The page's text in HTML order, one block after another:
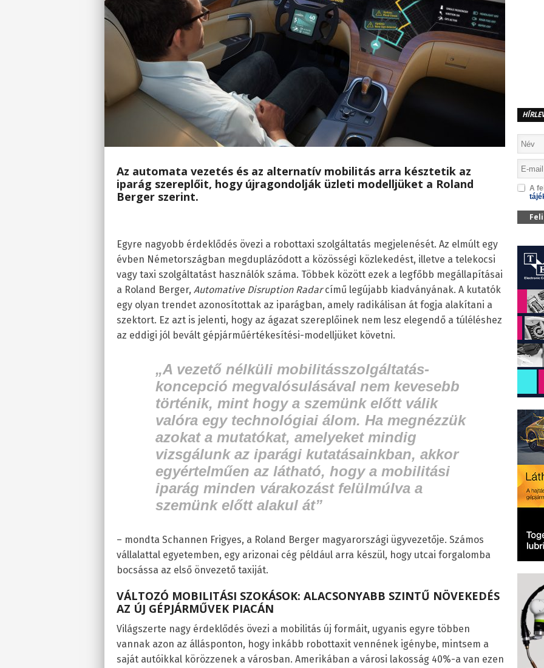
Az automata vezetés és az alternatív mobilitás arra késztetik az
iparág szereplőit, hogy újragondolják üzleti modelljüket a Roland
Berger szerint.
Egyre nagyobb érdeklődés övezi a robottaxi szolgáltatás megjelenését. Az elmúlt egy
évben Németországban megduplázódott a közösségi közlekedést, illetve a telekocsi
vagy taxi szolgáltatást használók száma. Többek között ezek a legfőbb megállapításai
a Roland Berger, Automative Disruption Radarcímű legújabb kiadványának. A kutatók
egy olyan trendet azonosítottak az iparágban, amely radikálisan át fogja alakítani a
szektort. Ez azt is jelenti, hogy az ágazat szereplőinek nem lesz elegendő a túléléshez
az eddigi jól bevált gépjárműértékesítési-modelljüket követni.
„A vezető nélküli mobilitásszolgáltatás-
koncepció megvalósulásával nem kevesebb
történik, mint hogy a szemünk előtt válik
valóra egy technológiai álom. Ha megnézzük
azokat a mutatókat, amelyeket mindig
vizsgálunk az iparági kutatásainkban, akkor
egyértelműen az látható, hogy a mobilitási
iparág minden várakozást felülmúlva a
szemünk előtt alakul át”
– mondta Schannen Frigyes, a Roland Berger magyarországi ügyvezetője. Számos
vállalattal egyetemben, egy arizonai cég például arra készül, hogy utcai forgalomba
bocsássa az első önvezető taxiját.
VÁLTOZÓ MOBILITÁSI SZOKÁSOK: ALACSONYABB SZINTŰ NÖVEKEDÉS
AZ ÚJ GÉPJÁRMŰVEK PIACÁN
Világszerte nagy érdeklődés övezi a mobilitás új formáit, ugyanis egyre többen
vannak azon az állásponton, hogy inkább robottaxit vennének igénybe, mintsem a
saját autóikkal körözzenek a városban. Amerikában a városi lakosság 40%-a van ezen
A